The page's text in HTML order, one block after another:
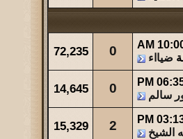
آخر مشاركة
آخر رد:صاحب السمو
آخر مشاركة
آخر رد: والله حالة ...
آخر مشاركة
آخر رد:عبدالله بن مفرح
10:00
ضيااء 0
72,235
06:35
سالم 0
14,645
03:13
الشيخ 2
15,329